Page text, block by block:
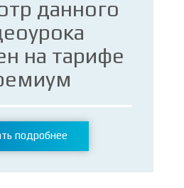
данного
на тарифе
подробнее